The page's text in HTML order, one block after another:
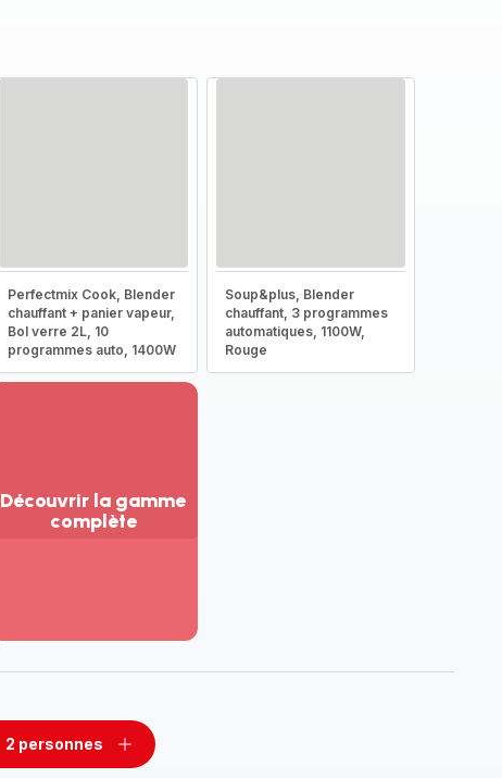
Perfectmix Cook, Blender
chauffant + panier vapeur,
Bol verre 2L, 10
programmes auto, 1400W
Soup&plus, Blender
chauffant, 3 programmes
automatiques, 1100W,
Rouge
Découvrir la gamme
complète
2 personnes
Ajouter